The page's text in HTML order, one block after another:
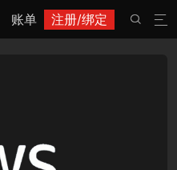
账单 注册/绑定 
